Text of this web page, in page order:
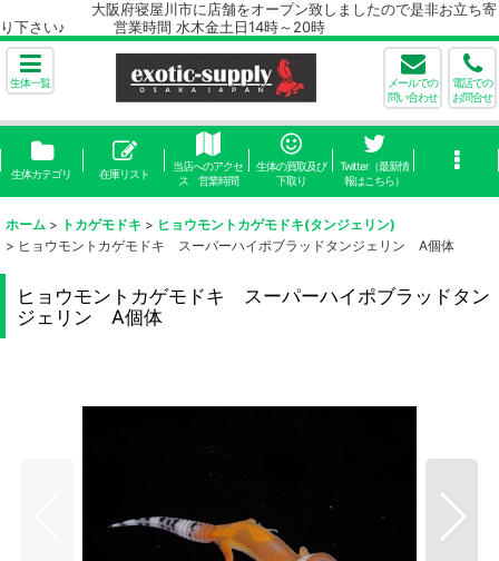
大阪府寝屋川市に店舗をオープン致しましたので是非お立ち寄
り下さい♪ 営業時間 水木金土日14時～20時
生体一覧
メールでの
問い合わせ
電話での
お問合せ
生体カテゴリ 在庫リスト
当店へのアクセ
ス 営業時間
生体の買取及び
下取り
Twitter（最新情
報はこちら）
ホーム > トカゲモドキ > ヒョウモントカゲモドキ(タンジェリン)
> ヒョウモントカゲモドキ スーパーハイポブラッドタンジェリン A個体
ヒョウモントカゲモドキ スーパーハイポブラッドタン
ジェリン A個体